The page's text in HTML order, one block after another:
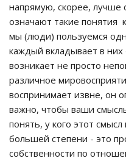
напрямую, скорее, лучше
означают такие понятия
мы (люди) пользуемся
каждый вкладывает в них
возникает не просто
различное
воспринимает извне, он
важно, чтобы ваши
понять, у кого этот
большей степени - это
собственности по